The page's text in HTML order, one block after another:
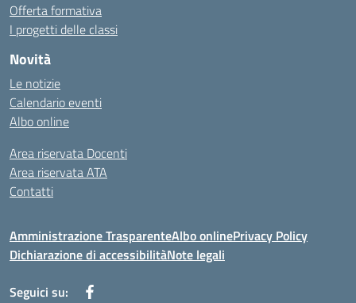
Offerta formativa
I progetti delle classi
Novità
Le notizie
Calendario eventi
Albo online
Area riservata Docenti
Area riservata ATA
Contatti
Amministrazione TrasparenteAlbo onlinePrivacy Policy
Dichiarazione di accessibilitàNote legali
Seguici su: